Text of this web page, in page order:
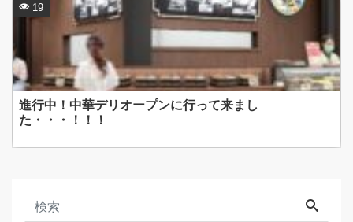
進行中！中華デリオープンに行って来まし
た・・・！！！
19